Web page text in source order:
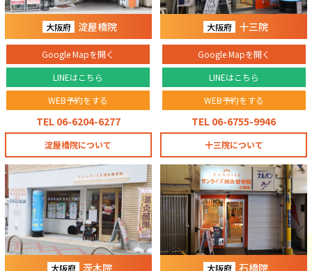
大阪府 淀屋橋院
Google Mapを開く
LINEはこちら
WEB予約をする
TEL 06-6204-6277
淀屋橋院について
大阪府 十三院
Google Mapを開く
LINEはこちら
WEB予約をする
TEL 06-6755-9946
十三院について
大阪府 茨木院 大阪府 石橋院